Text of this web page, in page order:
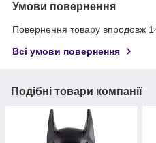
Умови повернення
Повернення товару впродовж
Всі умови повернення
Подібні товари компанії